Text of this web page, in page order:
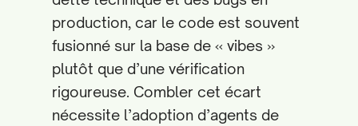
production, car le code est souvent
fusionné sur la base de « vibes »
plutôt que d’une vérification
rigoureuse. Combler cet écart
nécessite l’adoption d’agents de